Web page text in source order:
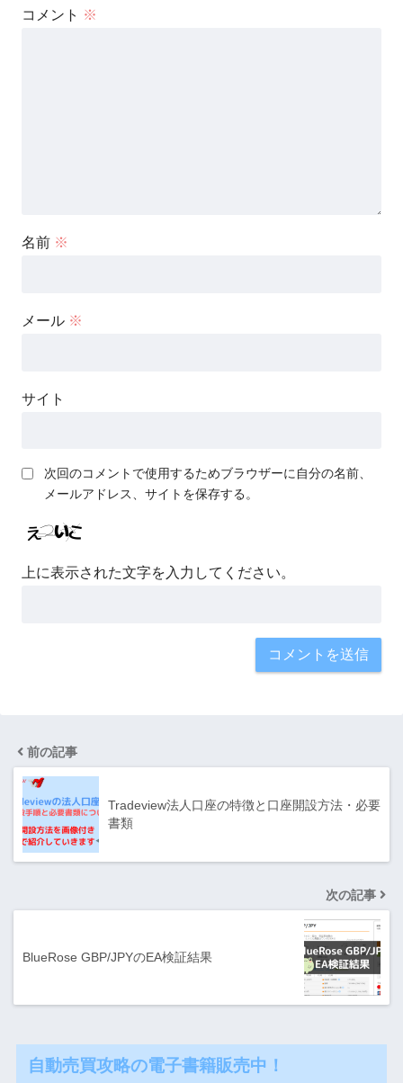
コメント ※
名前 ※
メール ※
サイト
次回のコメントで使用するためブラウザーに自分の名前、
メールアドレス、サイトを保存する。
上に表示された文字を入力してください。
前の記事
Tradeview法人口座の特徴と口座開設方法・必要
書類
次の記事
BlueRose GBP/JPYのEA検証結果
自動売買攻略の電子書籍販売中！